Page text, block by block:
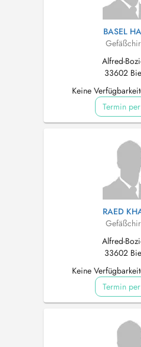
BASEL
Alfred-
33602
Keine
Termin
RAED
Alfred-
33602
Keine
Termin